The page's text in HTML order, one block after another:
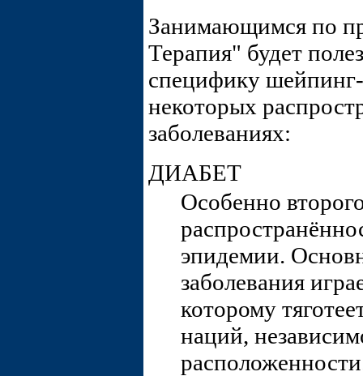
Занимающимся по
Терапия" будет
специфику
некоторых
заболеваниях:
ДИАБЕТ
Особенно
эпидемии.
заболевания
которому
наций,